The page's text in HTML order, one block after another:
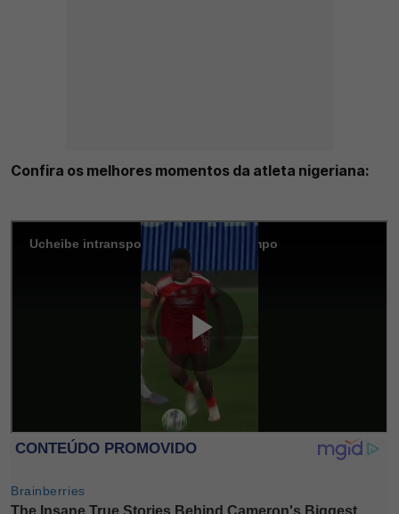
Confira os melhores momentos da atleta nigeriana: